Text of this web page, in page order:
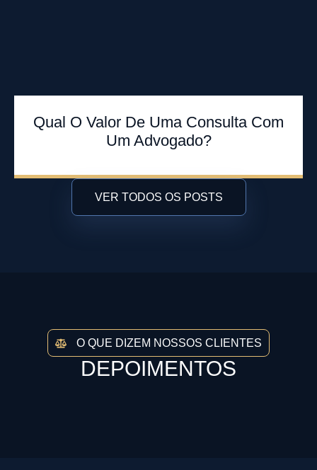
Qual O Valor De Uma Consulta Com
Um Advogado?
VER TODOS OS POSTS
O QUE DIZEM NOSSOS CLIENTES
DEPOIMENTOS